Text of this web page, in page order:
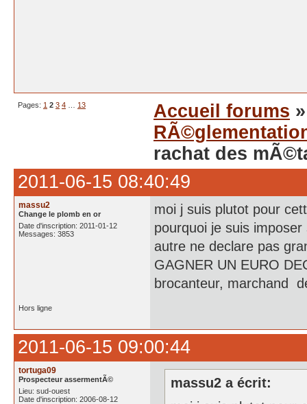
Pages: 1 2 3 4 13 Accueil forums
rachat des
2011-06-15 08:40:49
massu2
Change le plomb en or
Date d'inscription: 2011-01-12
Messages: 3853
moi j suis plutot pour
pourquoi je suis
autre ne declare pas
GAGNER UN EURO
brocanteur, marchand
Hors ligne
2011-06-15 09:00:44
tortuga09
Prospecteur assermentÃ©
Lieu: sud-ouest
Date d'inscription: 2006-08-12
massu2 a écrit: